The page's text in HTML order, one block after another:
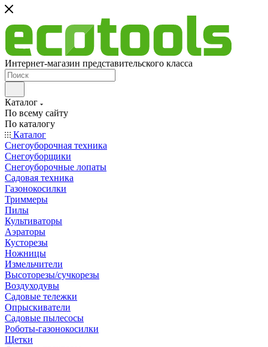
Интернет-магазин представительского класса
Каталог
По всему сайту
По каталогу
Каталог
Снегоуборочная техника
Снегоуборщики
Снегоуборочные лопаты
Садовая техника
Газонокосилки
Триммеры
Пилы
Культиваторы
Аэраторы
Кусторезы
Ножницы
Измельчители
Высоторезы/сучкорезы
Воздуходувы
Садовые тележки
Опрыскиватели
Садовые пылесосы
Роботы-газонокосилки
Щетки